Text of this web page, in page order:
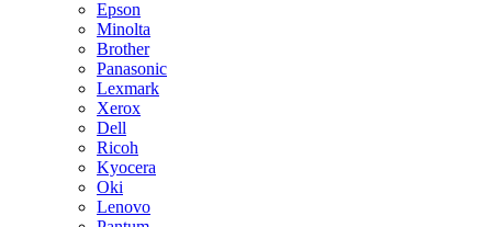
Epson
Minolta
Brother
Panasonic
Lexmark
Xerox
Dell
Ricoh
Kyocera
Oki
Lenovo